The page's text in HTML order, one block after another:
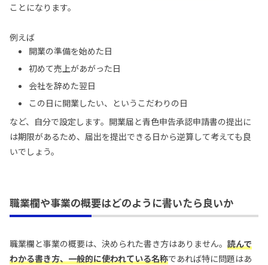
ことになります。
例えば
開業の準備を始めた日
初めて売上があがった日
会社を辞めた翌日
この日に開業したい、というこだわりの日
など、自分で設定します。開業届と青色申告承認申請書の提出に
は期限があるため、届出を提出できる日から逆算して考えても良
いでしょう。
職業欄や事業の概要はどのように書いたら良いか
職業欄と事業の概要は、決められた書き方はありません。 読んで
わかる書き方、一般的に使われている名称であれば特に問題はあ